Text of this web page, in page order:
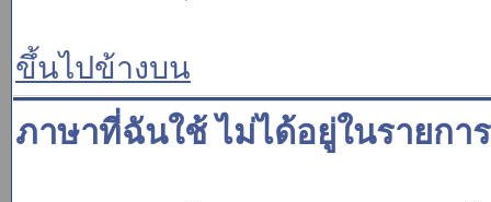
ขึ้นไปข้างบน
ภาษาที่ฉันใช้ ไม่ได้อยู่ในรายกา